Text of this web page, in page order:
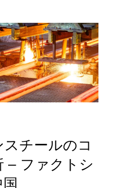
スチールのコ
– ファクトシ